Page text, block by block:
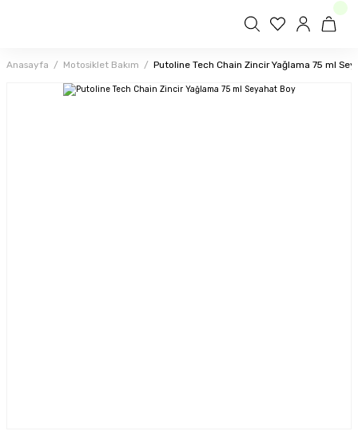
Anasayfa Motosiklet Bakım Putoline Tech Chain Zincir Yağlama 75 ml